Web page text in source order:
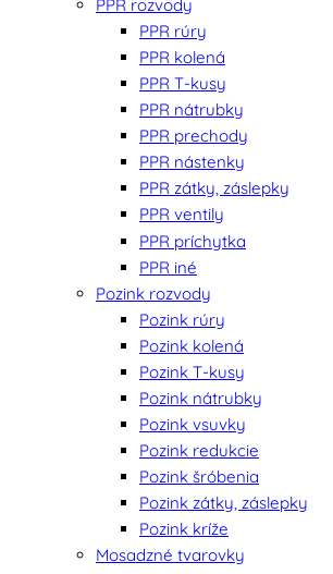
PPR rozvody
PPR rúry
PPR kolená
PPR T-kusy
PPR nátrubky
PPR prechody
PPR nástenky
PPR zátky, záslepky
PPR ventily
PPR príchytka
PPR iné
Pozink rozvody
Pozink rúry
Pozink kolená
Pozink T-kusy
Pozink nátrubky
Pozink vsuvky
Pozink redukcie
Pozink šróbenia
Pozink zátky, záslepky
Pozink kríže
Mosadzné tvarovky